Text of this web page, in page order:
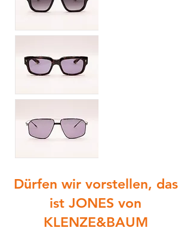
Dürfen wir vorstellen, das
ist JONES von
KLENZE&BAUM